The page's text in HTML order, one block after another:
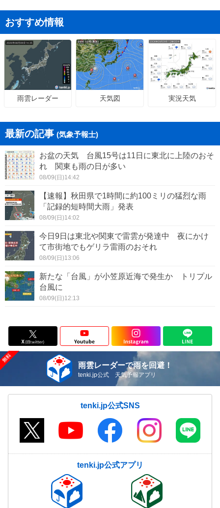
おすすめ情報
雨雲レーダー 天気図 実況天気
最新の記事 (気象予報士)
お盆の天気 台風15号は11日に東北に上陸のおそ
れ 関東も雨の日が多い
08/09(日)14:42
【速報】秋田県で1時間に約100ミリの猛烈な雨
「記録的短時間大雨」発表
08/09(日)14:02
今日9日は東北や関東で雷雲が発達中 夜にかけ
て市街地でもゲリラ雷雨のおそれ
08/09(日)13:06
新たな「台風」が小笠原近海で発生か トリプル
台風に
08/09(日)12:13
雨雲レーダーで雨を回避！
tenki.jp公式 天気予報アプリ
tenki.jp公式SNS
tenki.jp公式アプリ